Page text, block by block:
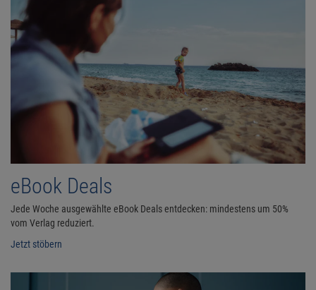
eBook Deals
Jede Woche ausgewählte eBook Deals entdecken: mindestens um 50%
vom Verlag reduziert.
Jetzt stöbern